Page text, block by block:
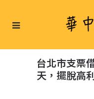
台北市支票
天，擺脫高